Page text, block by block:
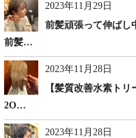
2023年11月29日
前髪頑張って伸ばし
前髪…
2023年11月28日
【髪質改善水素トリ
2O…
2023年11月28日